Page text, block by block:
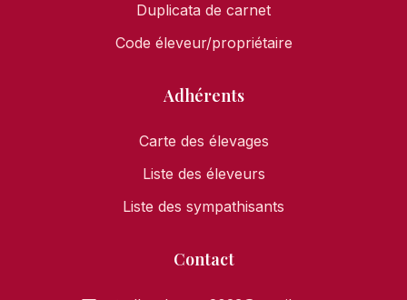
Duplicata de carnet
Code éleveur/propriétaire
Adhérents
Carte des élevages
Liste des éleveurs
Liste des sympathisants
Contact